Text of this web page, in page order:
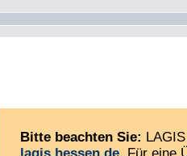
Bitte beachten Sie: